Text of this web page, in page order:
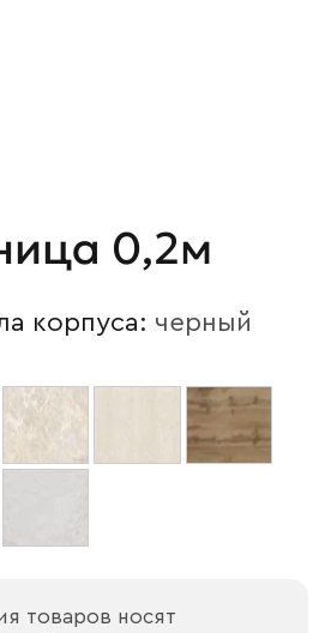
0,2м
корпуса: черный
товаров носят